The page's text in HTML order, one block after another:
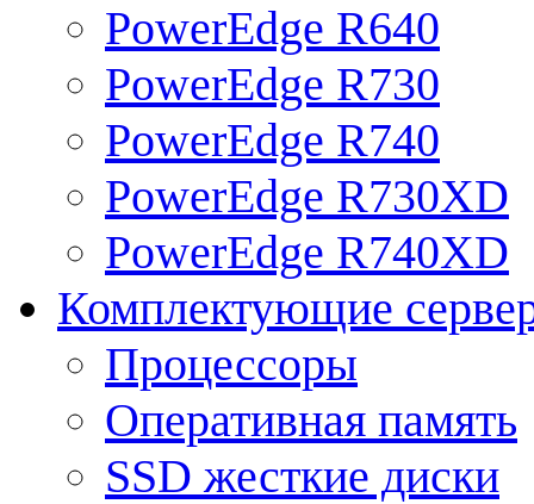
PowerEdge R640
PowerEdge R730
PowerEdge R740
PowerEdge R730XD
PowerEdge R740XD
Комплектующие
Процессоры
Оперативная память
SSD жесткие диски